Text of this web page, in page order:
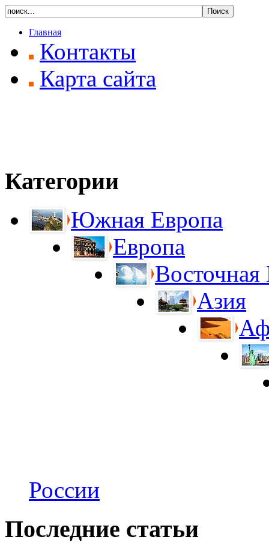
Главная
Контакты
Карта сайта
Категории
Южная Европа
Европа
Восточная
Азия
России
Последние статьи